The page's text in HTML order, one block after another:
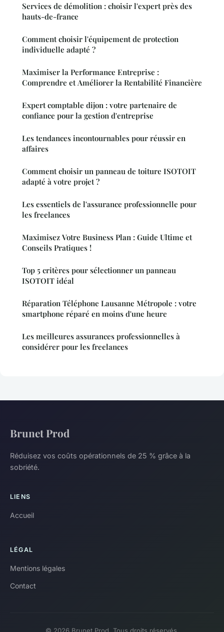
Services de démolition : choisir l'expert près des
hauts-de-france
Comment choisir l'équipement de protection
individuelle adapté ?
Maximiser la Performance Entreprise :
Comprendre et Améliorer la Rentabilité Financière
Expert comptable dijon : votre partenaire de
confiance pour la gestion d'entreprise
Les tendances incontournables pour réussir en
affaires
Comment choisir un panneau de toiture ISOTOIT
adapté à votre projet ?
Les essentiels de l'assurance professionnelle pour
les freelances
Maximisez Votre Business Plan : Guide Ultime et
Conseils Pratiques !
Top 5 critères pour sélectionner un panneau
ISOTOIT idéal
Réparation Téléphone Lausanne Métropole : votre
smartphone réparé en moins d'une heure
Les meilleures assurances professionnelles à
considérer pour les freelances
Brunet Prod
Réduisez vos coûts opérationnels de 25 % grâce à la
sobriété.
LIENS
Accueil
LÉGAL
Mentions légales
Contact
© 2026 Brunet Prod. Tous droits réservés.